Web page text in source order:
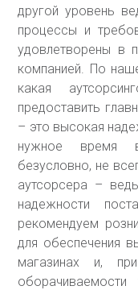
другой уровень
процессы и
удовлетворены в
компанией. По
какая
предоставить
– это высокая
нужное время
безусловно, не
аутсорсера –
надежности
рекомендуем
для обеспечения
магазинах и,